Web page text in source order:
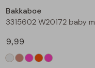
Bakkaboe
9,99